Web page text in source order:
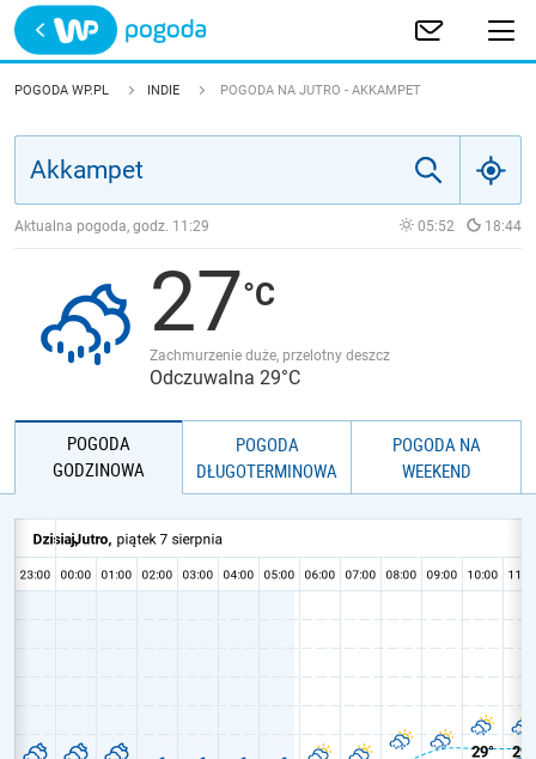
Trwa ładowanie
POLSKA
JAKOŚĆ POWIETRZA
POGODA WP.PL INDIE POGODA NA JUTRO - AKKAMPET
Aktualna pogoda, godz. 11:29 05:52 18:44
27
Zachmurzenie duże, przelotny deszcz
Odczuwalna 29°C
POGODA
GODZINOWA
POGODA
DŁUGOTERMINOWA
POGODA NA
WEEKEND